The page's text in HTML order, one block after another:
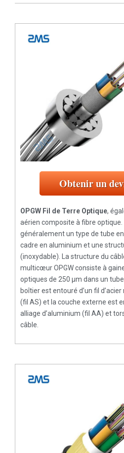
Obtenir un
OPGW Fil de Terre Optique,
aérien composite à fibre
généralement un type de tube
cadre en aluminium et une
(inoxydable). La structure du
multicœur OPGW consiste à
optiques de 250 μm dans un
boîtier est entouré d’un fil
(fil AS) et la couche externe est
alliage d’aluminium (fil AA) et
câble.